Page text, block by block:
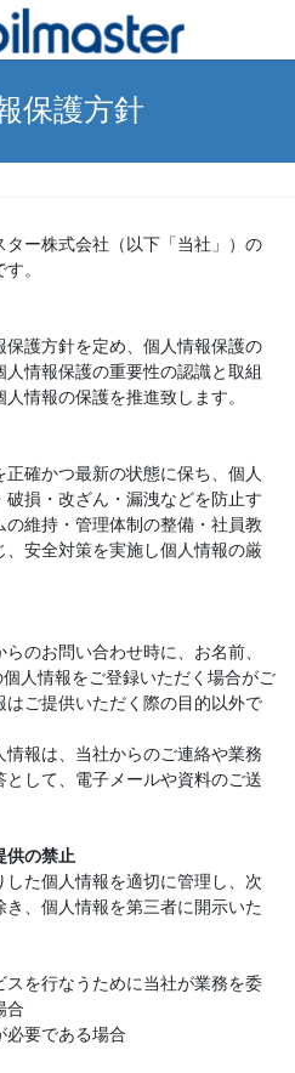
保護方針
ー株式会社（以下「当社」）の
。
護方針を定め、個人情報保護の
情報保護の重要性の認識と取組
情報の保護を推進致します。
確かつ最新の状態に保ち、個人
損・改ざん・漏洩などを防止す
維持・管理体制の整備・社員教
安全対策を実施し個人情報の厳
のお問い合わせ時に、お名前、
人情報をご登録いただく場合がご
ご提供いただく際の目的以外で
報は、当社からのご連絡や業務
して、電子メールや資料のご送
供の禁止
た個人情報を適切に管理し、次
、個人情報を第三者に開示いた
スを行なうために当社が業務を委
合
必要である場合